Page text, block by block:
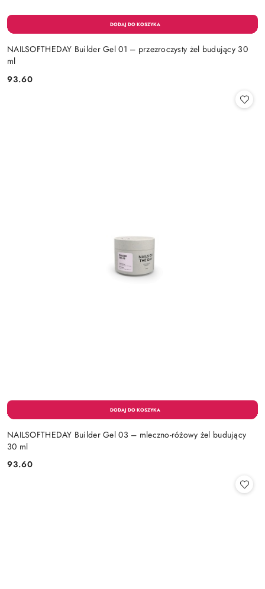
NAILSOFTHEDAY Builder Gel 01 – przezroczysty żel budujący 30
ml
Cena:
93.60
NAILSOFTHEDAY Builder Gel 03 – mleczno-różowy żel budujący
30 ml
Cena:
93.60